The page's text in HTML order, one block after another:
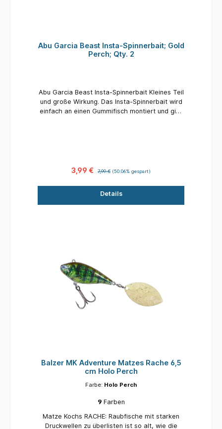
Abu Garcia Beast Insta-Spinnerbait; Gold
Perch; Qty. 2
Abu Garcia Beast Insta-Spinnerbait Kleines Teil
und große Wirkung. Das Insta-Spinnerbait wird
einfach an einen Gummifisch montiert und gibt
Öse des Bleikopfs nun in die Öse des Insta-
entwickelt in Schweden Abu designt Beast
Colorado Spinnerblatt Verwandelt jedes
Softbait mit Jighead augenblicklich in einen
3,99 € 7,99 € (50.06% gespart)
Details
Balzer MK Adventure Matzes Rache 6,5
cm Holo Perch
Farbe: Holo Perch
9 Farben
Matze Kochs RACHE: Raubfische mit starken
Druckwellen zu überlisten ist so alt, wie die